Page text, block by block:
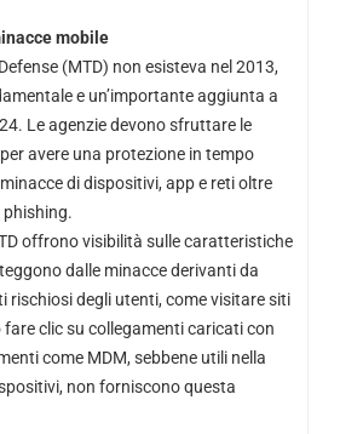
mobile
(MTD) non esisteva nel 2013,
e un’importante aggiunta a
Le agenzie devono sfruttare le
avere una protezione in tempo
di dispositivi, app e reti oltre
phishing.
offrono visibilità sulle caratteristiche
dalle minacce derivanti da
rischiosi degli utenti, come visitare siti
fare clic su collegamenti caricati con
come MDM, sebbene utili nella
non forniscono questa